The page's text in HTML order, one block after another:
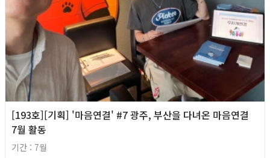
[193호][기획] '마음연결' #7 광주, 부산을 다녀온 마음연결
7월 활동
기간 : 7월